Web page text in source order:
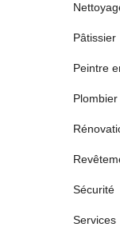
Pâtissier
Peintre
Plombier
Sécurité
Services